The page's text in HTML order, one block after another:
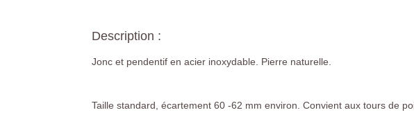
Description :
Jonc et pendentif en acier inoxydable. Pierre naturelle.
Taille standard, écartement 60 -62 mm environ. Convient aux tours de